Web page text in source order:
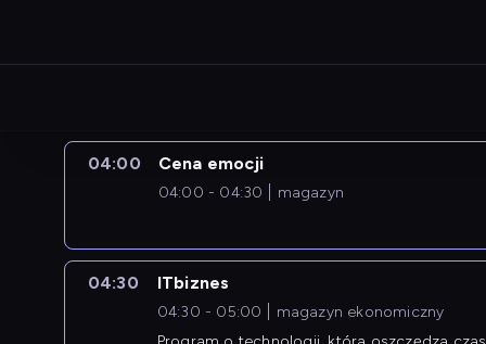
04:00 Cena emocji
04:00 - 04:30 magazyn
04:30 ITbiznes
04:30 - 05:00
magazyn ekonomiczny